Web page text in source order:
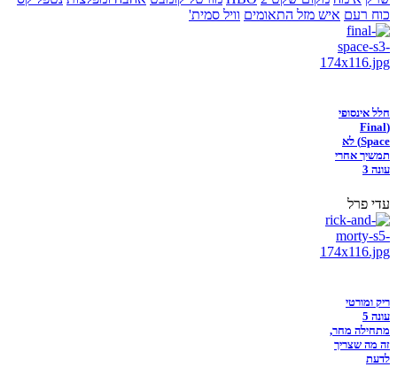
כוח רעם איש מזל התאומים וויל סמית'
חלל אינסופי
(Final
Space) לא
תמשיך אחרי
עונה 3
עדי פרל
ריק ומורטי
עונה 5
מתחילה מחר,
זה מה שצריך
לדעת